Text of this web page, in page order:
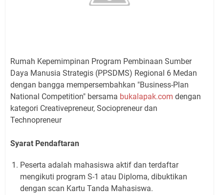
Rumah Kepemimpinan Program Pembinaan Sumber
Daya Manusia Strategis (PPSDMS) Regional 6 Medan
dengan bangga mempersembahkan "Business-Plan
National Competition" bersama bukalapak.com dengan
kategori Creativepreneur, Sociopreneur dan
Technopreneur
Syarat Pendaftaran
Peserta adalah mahasiswa aktif dan terdaftar
mengikuti program S-1 atau Diploma, dibuktikan
dengan scan Kartu Tanda Mahasiswa.